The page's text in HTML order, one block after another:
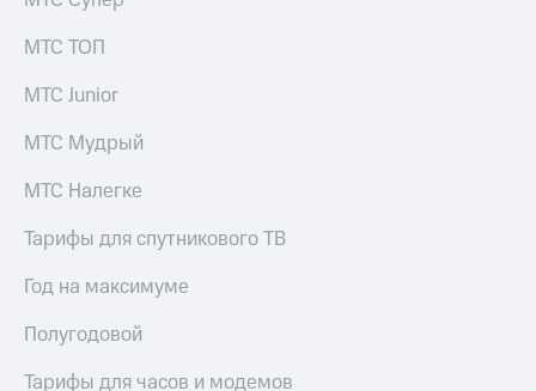
Еврооблигации-2023
о
именных
Другое
Регистратор
Контакты
развитие
деловая этика
МТС ТОП
МТС Junior
МТС Мудрый
МТС Налегке
Тарифы для спутникового ТВ
Год на максимуме
Полугодовой
Тарифы для часов и модемов